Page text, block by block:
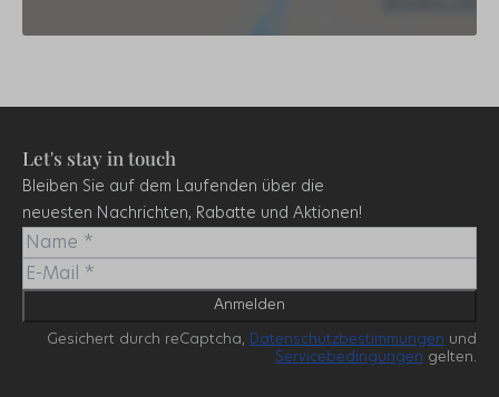
Let's stay in touch
Bleiben Sie auf dem Laufenden über die
neuesten Nachrichten, Rabatte und Aktionen!
Anmelden
Gesichert durch reCaptcha, Datenschutzbestimmungen und
Servicebedingungen gelten.